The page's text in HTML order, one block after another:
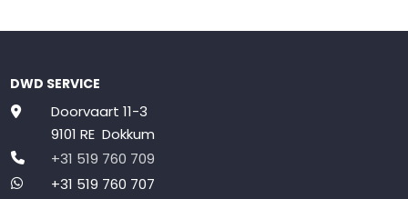
DWD SERVICE
Doorvaart 11-3
9101 RE Dokkum
+31 519 760 709
+31 519 760 707